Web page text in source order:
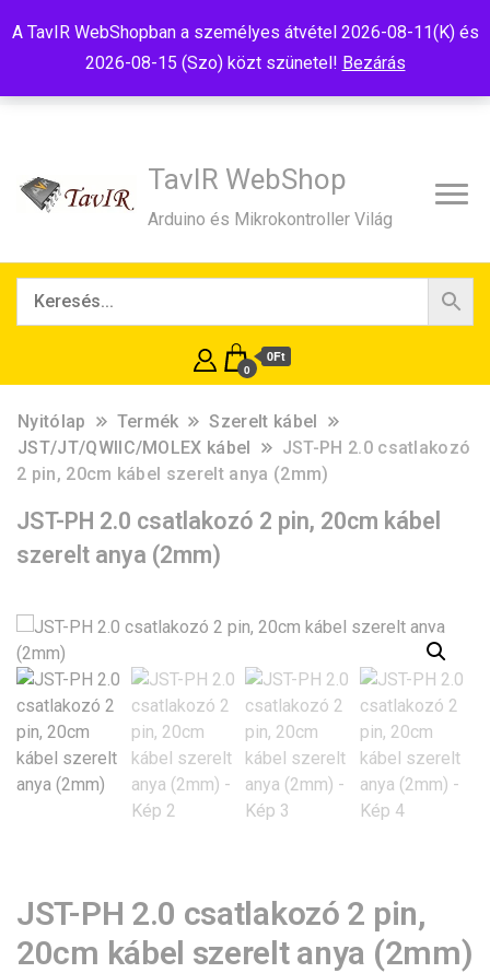
A TavIR WebShopban a személyes átvétel 2026-08-11(K) és
2026-08-15 (Szo) közt szünetel! Bezárás
TavIR WebShop
Arduino és Mikrokontroller Világ
0
0Ft
Nyitólap Termék
Szerelt kábel
JST/JT/QWIIC/MOLEX kábel
JST-PH 2.0 csatlakozó
2 pin, 20cm kábel szerelt anya (2mm)
JST-PH 2.0 csatlakozó 2 pin, 20cm kábel
szerelt anya (2mm)
JST-PH 2.0 csatlakozó 2 pin,
20cm kábel szerelt anya (2mm)